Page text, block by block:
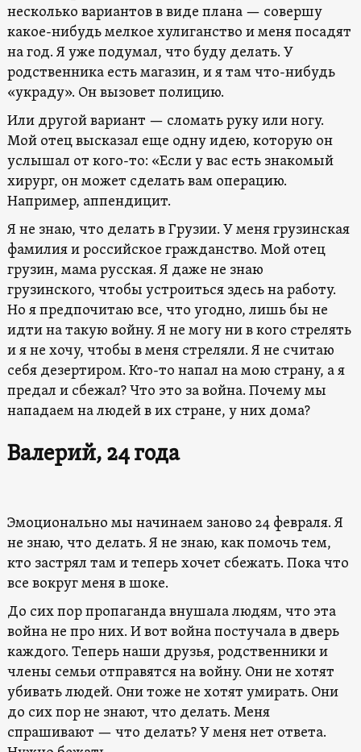
несколько вариантов в виде плана — совершу
какое-нибудь мелкое хулиганство и меня посадят
на год. Я уже подумал, что буду делать. У
родственника есть магазин, и я там что-нибудь
«украду». Он вызовет полицию.
Или другой вариант — сломать руку или ногу.
Мой отец высказал еще одну идею, которую он
услышал от кого-то: «Если у вас есть знакомый
хирург, он может сделать вам операцию.
Например, аппендицит.
Я не знаю, что делать в Грузии. У меня грузинская
фамилия и российское гражданство. Мой отец
грузин, мама русская. Я даже не знаю
грузинского, чтобы устроиться здесь на работу.
Но я предпочитаю все, что угодно, лишь бы не
идти на такую ​​войну. Я не могу ни в кого стрелять
и я не хочу, чтобы в меня стреляли. Я не считаю
себя дезертиром. Кто-то напал на мою страну, а я
предал и сбежал? Что это за война. Почему мы
нападаем на людей в их стране, у них дома?
Валерий, 24 года
Эмоционально мы начинаем заново 24 февраля. Я
не знаю, что делать. Я не знаю, как помочь тем,
кто застрял там и теперь хочет сбежать. Пока что
все вокруг меня в шоке.
До сих пор пропаганда внушала людям, что эта
война не про них. И вот война постучала в дверь
каждого. Теперь наши друзья, родственники и
члены семьи отправятся на войну. Они не хотят
убивать людей. Они тоже не хотят умирать. Они
до сих пор не знают, что делать. Меня
спрашивают — что делать? У меня нет ответа.